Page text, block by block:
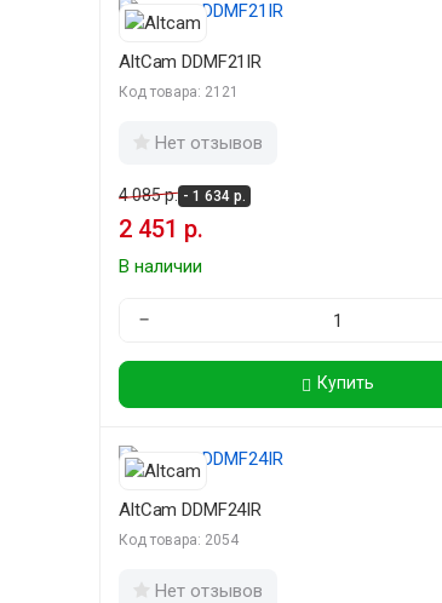
AltCam DDMF21IR
Код товара: 2121
Нет отзывов
4 085 р. - 1 634 р.
2 451 р.
В наличии
−
Купить
AltCam DDMF24IR
Код товара: 2054
Нет отзывов